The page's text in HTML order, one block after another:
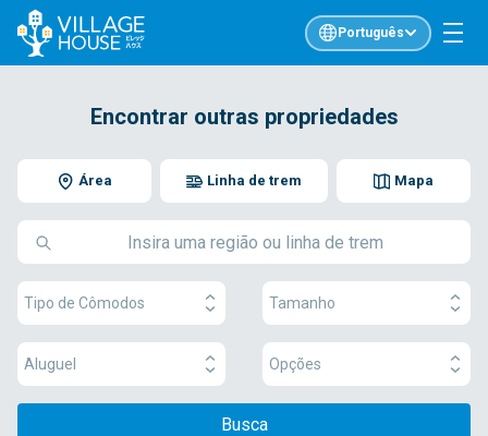
Português
Encontrar outras propriedades
Área Mapa
Linha de trem
Tipo de Cômodos Tamanho
Aluguel Opções
Busca